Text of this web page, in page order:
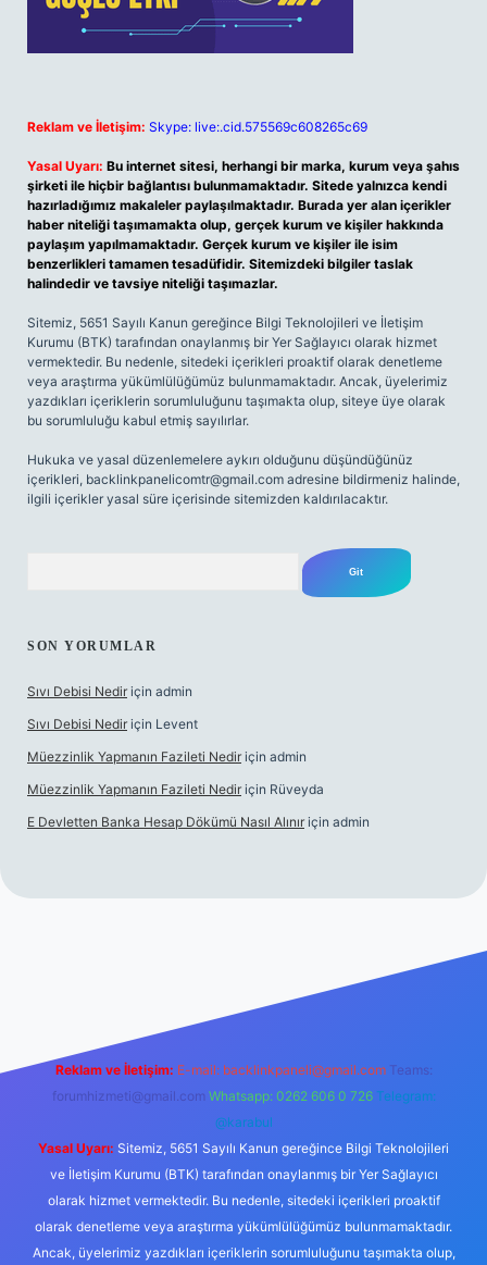
Reklam ve İletişim: Skype: live:.cid.575569c608265c69
Yasal Uyarı: Bu internet sitesi, herhangi bir marka, kurum veya şahıs
şirketi ile hiçbir bağlantısı bulunmamaktadır. Sitede yalnızca kendi
hazırladığımız makaleler paylaşılmaktadır. Burada yer alan içerikler
haber niteliği taşımamakta olup, gerçek kurum ve kişiler hakkında
paylaşım yapılmamaktadır. Gerçek kurum ve kişiler ile isim
benzerlikleri tamamen tesadüfidir. Sitemizdeki bilgiler taslak
halindedir ve tavsiye niteliği taşımazlar.
Sitemiz, 5651 Sayılı Kanun gereğince Bilgi Teknolojileri ve İletişim
Kurumu (BTK) tarafından onaylanmış bir Yer Sağlayıcı olarak hizmet
vermektedir. Bu nedenle, sitedeki içerikleri proaktif olarak denetleme
veya araştırma yükümlülüğümüz bulunmamaktadır. Ancak, üyelerimiz
yazdıkları içeriklerin sorumluluğunu taşımakta olup, siteye üye olarak
bu sorumluluğu kabul etmiş sayılırlar.
Hukuka ve yasal düzenlemelere aykırı olduğunu düşündüğünüz
içerikleri, backlinkpanelicomtr@gmail.com adresine bildirmeniz halinde,
ilgili içerikler yasal süre içerisinde sitemizden kaldırılacaktır.
SON YORUMLAR
Sıvı Debisi Nedir için admin
Sıvı Debisi Nedir için Levent
Müezzinlik Yapmanın Fazileti Nedir için admin
Müezzinlik Yapmanın Fazileti Nedir için Rüveyda
E Devletten Banka Hesap Dökümü Nasıl Alınır için admin
Reklam ve İletişim: E-mail: backlinkpaneli@gmail.com Teams:
forumhizmeti@gmail.com Whatsapp: 0262 606 0 726 Telegram:
@karabul
Yasal Uyarı: Sitemiz, 5651 Sayılı Kanun gereğince Bilgi Teknolojileri
ve İletişim Kurumu (BTK) tarafından onaylanmış bir Yer Sağlayıcı
olarak hizmet vermektedir. Bu nedenle, sitedeki içerikleri proaktif
olarak denetleme veya araştırma yükümlülüğümüz bulunmamaktadır.
Ancak, üyelerimiz yazdıkları içeriklerin sorumluluğunu taşımakta olup,